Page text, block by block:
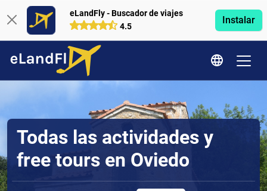
eLandFly - Buscador de viajes
4.5
Instalar
Todas las actividades y
free tours en Oviedo